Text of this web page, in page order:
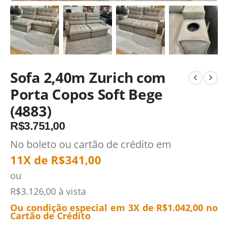
Sofa 2,40m Zurich com
Porta Copos Soft Bege
(4883)
R$3.751,00
No boleto ou cartão de crédito em
11X de R$341,00
ou
R$3.126,00 à vista
Ou condição especial em 3X de R$1.042,00 no
Cartão de Crédito